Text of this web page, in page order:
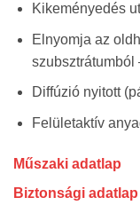
Kikeményedés
Elnyomja az
szubsztrátumból
Diffúzió nyitott
Felületaktív
Műszaki adatlap
Biztonsági adatlap